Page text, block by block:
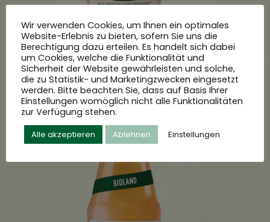
Wir verwenden Cookies, um Ihnen ein optimales
Website-Erlebnis zu bieten, sofern Sie uns die
Berechtigung dazu erteilen. Es handelt sich dabei
um Cookies, welche die Funktionalität und
Sicherheit der Website gewährleisten und solche,
die zu Statistik- und Marketingzwecken eingesetzt
werden. Bitte beachten Sie, dass auf Basis Ihrer
Einstellungen womöglich nicht alle Funktionalitäten
zur Verfügung stehen.
Alle akzeptieren Ablehnen Einstellungen